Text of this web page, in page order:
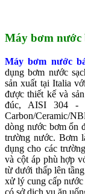
Máy bơm nước
Máy bơm nước
dụng bơm nước
sản xuất tại Italia
được thiết kế và
đúc, AISI 304 -
Carbon/Ceramic/
dòng nước bơm ổn
trường nước. Bơm
dụng cho các
và cột áp phù hợp
từ dưới thấp lên
xử lý cung cấp